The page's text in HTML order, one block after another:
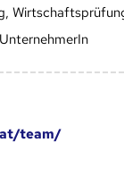
team/